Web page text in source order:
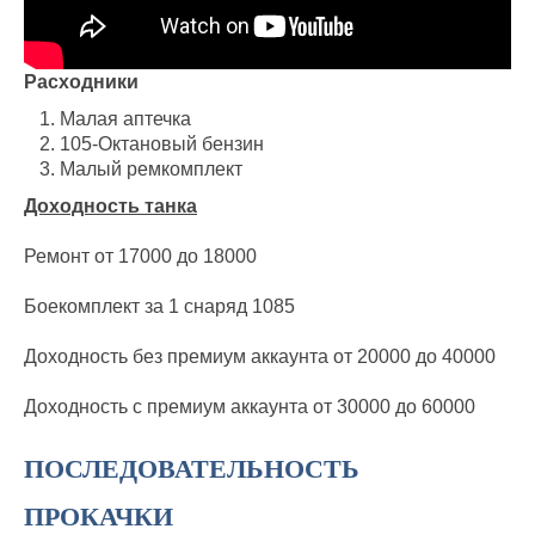
Расходники
Малая аптечка
105-Октановый бензин
Малый ремкомплект
Доходность танка
Ремонт от 17000 до 18000
Боекомплект за 1 снаряд 1085
Доходность без премиум аккаунта от 20000 до 40000
Доходность с премиум аккаунта от 30000 до 60000
ПОСЛЕДОВАТЕЛЬНОСТЬ
ПРОКАЧКИ